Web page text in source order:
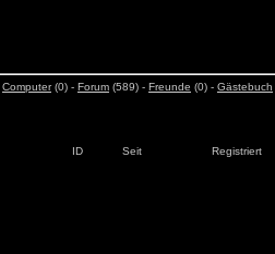
Computer(0) - Forum (589) - Freunde (0) - Gästebuch
ID Seit Registriert